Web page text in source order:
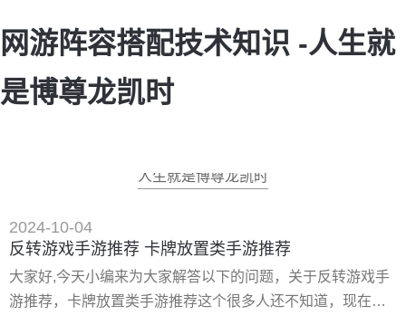
网游阵容搭配技术知识 -人生就
是博尊龙凯时
人生就是博尊龙凯时
2024-10-04
反转游戏手游推荐 卡牌放置类手游推荐
大家好,今天小编来为大家解答以下的问题，关于反转游戏手
游推荐，卡牌放置类手游推荐这个很多人还不知道，现在让